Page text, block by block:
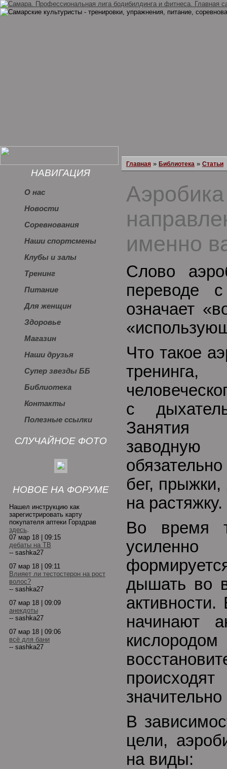
НАВИГАЦИЯ
О нас
Новости
Соревнования
Наши спортсмены
Клубы и залы
Тренинг
Питание
Для женщин
Здоровье
Магазин
Наши друзья
Супер звезды ББ
Библиотека
Контакты
Полезные ссылки
СЛУЧАЙНОЕ ФОТО
НОВОЕ НА ФОРУМЕ
Нашел инструкцию как
зарегистрировать карту
покупателя аптеки Горздрав
здесь.
07 мар 18 | 09:15
дебаты на ТВ
-- sashka27
07 мар 18 | 09:11
Влияет ли тестостерон на рост
волос?
-- sashka27
07 мар 18 | 09:09
анекдоты
-- sashka27
07 мар 18 | 09:06
всё для бани
-- sashka27
Главная » Библиотека » Статьи
именно
Слово
переводе
означает
Что такое
с
Занятия
заводную
бег,
на растяжку.
Во время
усиленно
дышать во
начинают
В
цели,
на виды: